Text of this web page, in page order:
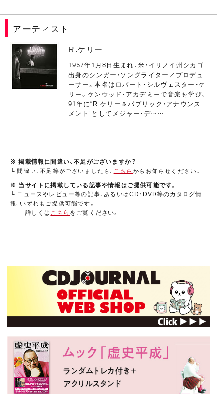
アーティスト
R.ケリー
1967年1月8日生まれ、米・イリノイ州シカゴ
出身のシンガー・ソングライター／プロデュ
ーサー。本名はロバート・シルヴェスター・ケ
リー。ケンウッド・アカデミーで音楽を学び、
91年に“R.ケリー＆パブリック・アナウンス
メント”としてメジャー・デ……
※ 掲載情報に間違い、不足がございますか？
└ 間違い、不足等がございましたら、 こちらからお知らせください。
※ 当サイトに掲載している記事や情報はご提供可能です。
└ ニュースやレビュー等の記事、あるいはCD・DVD等のカタログ情
報、いずれもご提供可能です。
詳しくはこちら をご覧ください。